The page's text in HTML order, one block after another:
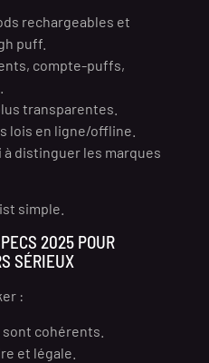
rechargeables et
puff.
compte-puffs,
transparentes.
lois en ligne/offline.
distinguer les marques
simple.
2025 POUR
SÉRIEUX
:
cohérents.
et légale.